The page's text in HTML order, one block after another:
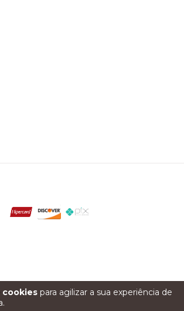
cookies para agilizar a sua experiência de